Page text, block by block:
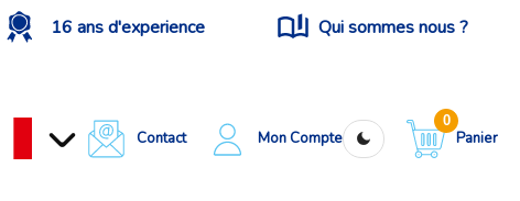
16 ans d'experience Qui sommes nous ?
Contact Mon Compte
0
Panier